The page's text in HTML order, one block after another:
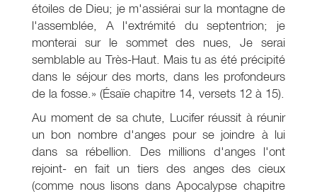
étoiles de Dieu; je m'assiérai sur la montagne de
l'assemblée, A l'extrémité du septentrion; je
monterai sur le sommet des nues, Je serai
semblable au Très-Haut. Mais tu as été précipité
dans le séjour des morts, dans les profondeurs
de la fosse.» (Ésaïe chapitre 14, versets 12 à 15).
Au moment de sa chute, Lucifer réussit à réunir
un bon nombre d'anges pour se joindre à lui
dans sa rébellion. Des millions d'anges l'ont
rejoint- en fait un tiers des anges des cieux
(comme nous lisons dans Apocalypse chapitre